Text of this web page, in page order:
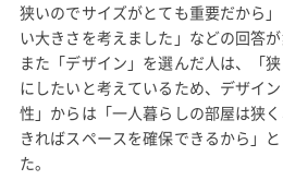
狭いのでサイズがとても重要だから
い大きさを考えました」などの回答が
また「デザイン」を選んだ人は、「
にしたいと考えているため、デザイ
性」からは「一人暮らしの部屋は狭
きればスペースを確保できるから」
た。